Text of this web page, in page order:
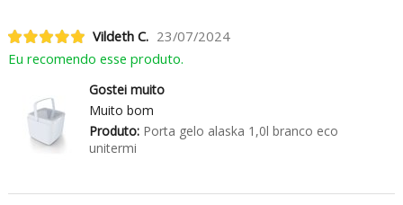
Vildeth C. 23/07/2024
Eu recomendo esse produto.
Gostei muito
Muito bom
Produto:Porta gelo alaska 1,0l branco eco
unitermi